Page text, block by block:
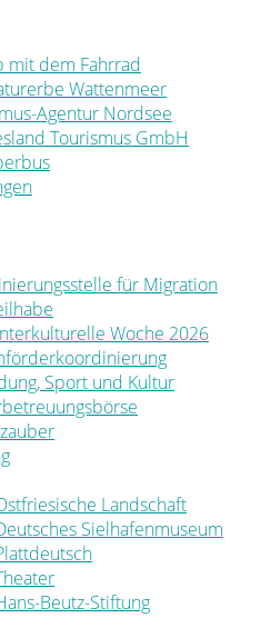
mit dem Fahrrad
Wattenmeer
Agentur Nordsee
Tourismus GmbH
für Migration
Woche 2026
Sport und Kultur
Landschaft
Sielhafenmuseum
Beutz-Stiftung